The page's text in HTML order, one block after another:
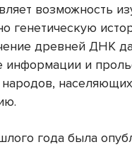
возможность
генетическую
древней ДНК
информации и
года была